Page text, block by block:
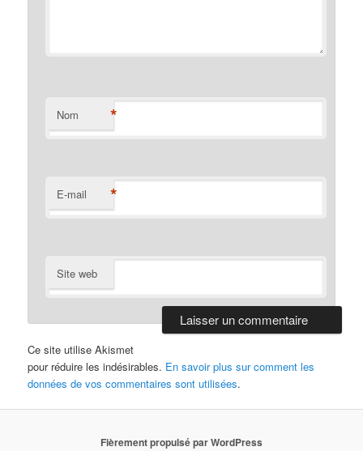
Nom *
E-mail *
Site web
Ce site utilise Akismet
pour réduire les indésirables. En savoir plus sur comment les
données de vos commentaires sont utilisées.
Fièrement propulsé par WordPress